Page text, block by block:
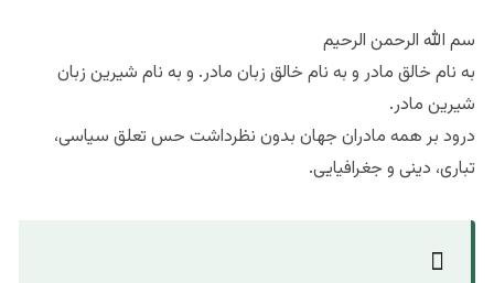
سم الله الرحمن الرحیم
به نام خالق مادر و به نام خالق زبان مادر. و به نام شیرین زبان
شیرین مادر.
درود بر همه مادران جهان بدون نظرداشت حس تعلق سیاسی،
تباری، دینی و جغرافیایی.